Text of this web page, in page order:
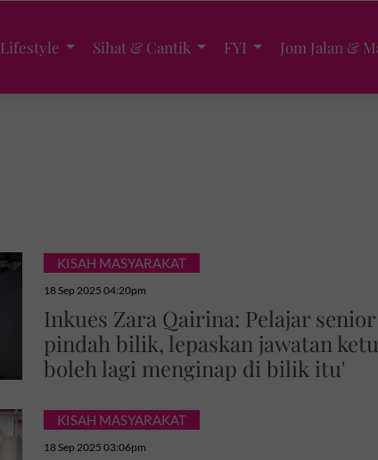
Lifestyle Sihat & Cantik FYI Jom Jalan &
KISAH MASYARAKAT
18 Sep 2025 04:20pm
Inkues Zara Qairina: Pelajar
pindah bilik, lepaskan jawatan
boleh lagi menginap di bilik itu'
KISAH MASYARAKAT
18 Sep 2025 03:06pm